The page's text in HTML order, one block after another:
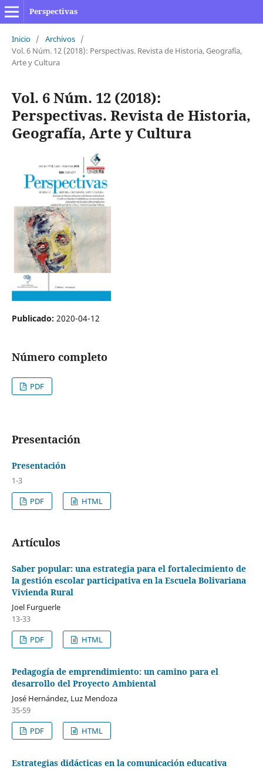
Perspectivas
Inicio / Archivos /
Vol. 6 Núm. 12 (2018): Perspectivas. Revista de Historia, Geografía,
Arte y Cultura
Vol. 6 Núm. 12 (2018):
Perspectivas. Revista de Historia,
Geografía, Arte y Cultura
Publicado: 2020-04-12
Número completo
PDF
Presentación
Presentación
1-3
PDF
HTML
Artículos
Saber popular: una estrategia para el fortalecimiento de
la gestión escolar participativa en la Escuela Bolivariana
Vivienda Rural
Joel Furguerle
13-33
PDF
HTML
Pedagogía de emprendimiento: un camino para el
desarrollo del Proyecto Ambiental
José Hernández, Luz Mendoza
35-59
PDF
HTML
Estrategias didácticas en la comunicación educativa